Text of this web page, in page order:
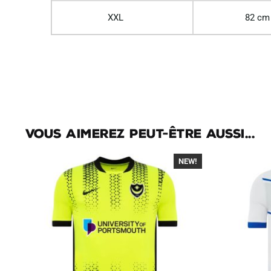
XXL 82 cm
Vous aimerez peut-être aussi...
-40%
NEW!